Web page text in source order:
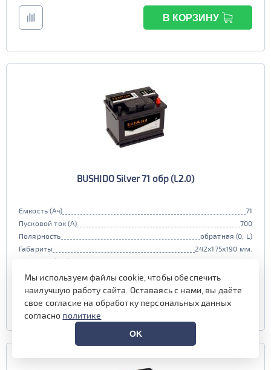
В КОРЗИНУ
BUSHIDO Silver 71 обр (L2.0)
Емкость (Ач)
71
Пусковой ток (А)
700
Полярность
обратная (0, L)
Габариты
242x175x190 мм.
Гарантия (мес)
есть в наличии
УЗНАТЬ ЦЕНУ
Мы используем файлы cookie, чтобы обеспечить
наилучшую работу сайта. Оставаясь с нами, вы даёте
свое согласие на обработку персональных данных
согласно политике
OK